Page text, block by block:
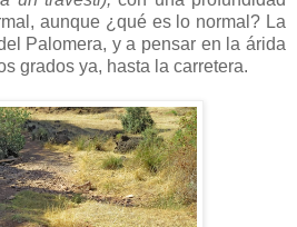
aunque ¿qué es lo normal? La
Palomera, y a pensar en la árida
grados ya, hasta la carretera.